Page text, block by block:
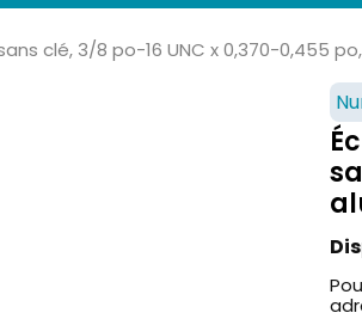
clé, 3/8 po-16 UNC x 0,370-0,455